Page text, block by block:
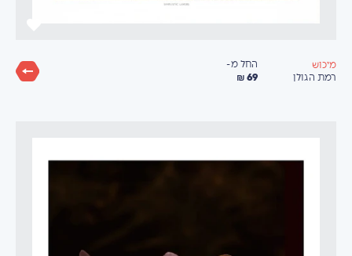
מיכוש
רמת הגולן
החל מ-
69 ₪